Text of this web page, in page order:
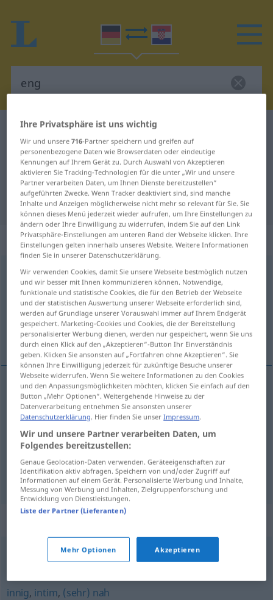
Deutsch-Kroatisch Wörterbuch
Deutsch-Kroatisch Übersetzung für
"eng"
"eng" Kroatisch Übersetzung
„eng“: Adjektiv
engadj
Übersicht aller Übersetzungen
(Für mehr Details die Übersetzung anklicken/antippen)
tijesan, uzak, prisan, tijesan
tijesan,uzak eng
prisan eng Freund
tijesan engKleid
beschränkt,kurzsichtig (ugs.),engstirnig
innig, intim, (sehr) nah
Ihre Privatsphäre ist uns wichtig
Wir und unsere716-Partner speichern und greifen auf
personenbezogene Daten wie Browserdaten oder eindeutige
Kennungen auf Ihrem Gerät zu. Durch Auswahl von Akzeptieren
aktivieren Sie Tracking-Technologien für die unter „Wir und unsere
Partner verarbeiten Daten, um Ihnen Dienste bereitzustellen“
aufgeführten Zwecke. Wenn Tracker deaktiviert sind, sind manche
Inhalte und Anzeigen möglicherweise nicht mehr so relevant für Sie. Sie
können dieses Menü jederzeit wieder aufrufen, um Ihre Einstellungen zu
ändern oder Ihre Einwilligung zu widerrufen, indem Sie auf den Link
Privatsphäre-Einstellungen am unteren Rand der Webseite klicken. Ihre
Einstellungen gelten innerhalb unseres Website. Weitere Informationen
finden Sie in unserer Datenschutzerklärung.
Wir verwenden Cookies, damit Sie unsere Webseite bestmöglich nutzen
und wir besser mit Ihnen kommunizieren können. Notwendige,
funktionale und statistische Cookies, die für den Betrieb der Webseite
und der statistischen Auswertung unserer Webseite erforderlich sind,
werden auf Grundlage unserer Vorauswahl immer auf Ihrem Endgerät
gespeichert. Marketing-Cookies und Cookies, die der Bereitstellung
personalisierter Werbung dienen, werden nur gespeichert, wenn Sie uns
durch einen Klick auf den „Akzeptieren“-Button Ihr Einverständnis
geben. Klicken Sie ansonsten auf „Fortfahren ohne Akzeptieren“. Sie
können Ihre Einwilligung jederzeit für zukünftige Besuche unserer
Webseite widerrufen. Wenn Sie weitere Informationen zu den Cookies
und den Anpassungsmöglichkeiten möchten, klicken Sie einfach auf den
Button „Mehr Optionen“. Weitergehende Hinweise zu der
Datenverarbeitung entnehmen Sie ansonsten unserer
Datenschutzerklärung. Hier finden Sie unserImpressum.
Wir und unsere Partner verarbeiten Daten, um
Folgendes bereitzustellen:
Genaue Geolocation-Daten verwenden. Geräteeigenschaften zur
Identifikation aktiv abfragen. Speichern von und/oder Zugriff auf
Informationen auf einem Gerät. Personalisierte Werbung und Inhalte,
Messung von Werbung und Inhalten, Zielgruppenforschung und
Entwicklung von Dienstleistungen.
Liste der Partner (Lieferanten)
Mehr Optionen Akzeptieren